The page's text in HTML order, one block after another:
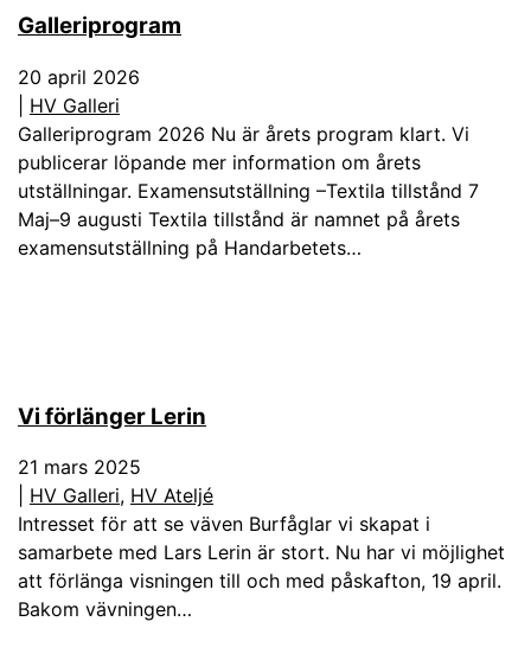
Galleriprogram
20 april 2026
HV Galleri
Galleriprogram 2026 Nu är årets program klart. Vi
publicerar löpande mer information om årets
utställningar. Examensutställning –Textila tillstånd 7
Maj–9 augusti Textila tillstånd är namnet på årets
examensutställning på Handarbetets…
Vi förlänger Lerin
21 mars 2025
HV Galleri, HV Ateljé
Intresset för att se väven Burfåglar vi skapat i
samarbete med Lars Lerin är stort. Nu har vi möjlighet
att förlänga visningen till och med påskafton, 19 april.
Bakom vävningen…